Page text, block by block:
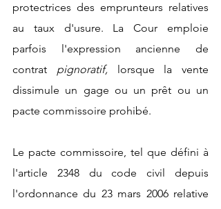
protectrices des emprunteurs relatives
au taux d'usure. La Cour emploie
parfois l'expression ancienne de
contrat pignoratif,
lorsque la vente
dissimule un gage ou un prêt ou un
pacte commissoire prohibé.
Le pacte commissoire, tel que défini à
l'article 2348 du code civil depuis
l'ordonnance du 23 mars 2006 relative